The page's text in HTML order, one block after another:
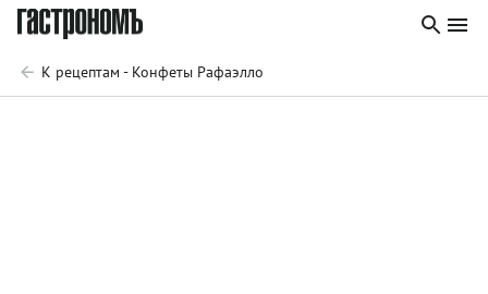
К рецептам - Конфеты Рафаэлло